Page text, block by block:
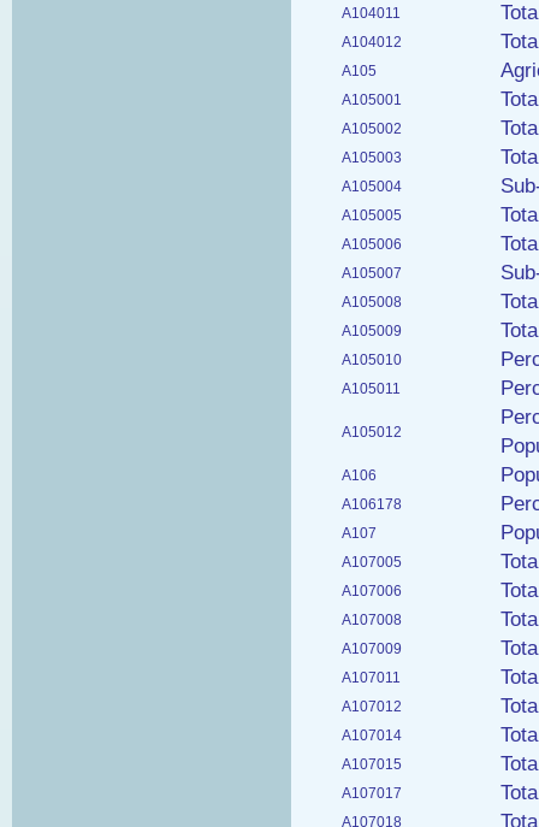
A104011
A104012
A105
A105001
A105002
A105003
A105004
A105005
A105006
A105007
A105008
A105009
A105010
A105011
A105012
A106
A106178
A107
A107005
A107006
A107008
A107009
A107011
A107012
A107014
A107015
A107017
A107018